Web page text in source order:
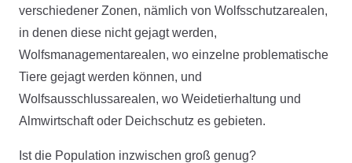
verschiedener Zonen, nämlich von Wolfsschutzarealen,
in denen diese nicht gejagt werden,
Wolfsmanagementarealen, wo einzelne problematische
Tiere gejagt werden können, und
Wolfsausschlussarealen, wo Weidetierhaltung und
Almwirtschaft oder Deichschutz es gebieten.
Ist die Population inzwischen groß genug?